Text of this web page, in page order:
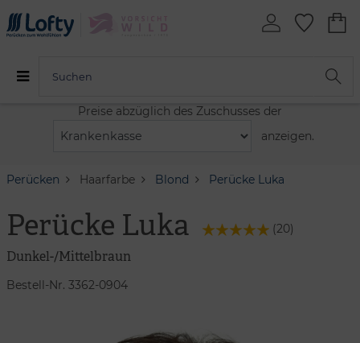
Preise abzüglich des Zuschusses der
anzeigen.
Perücken Haarfarbe Blond Perücke Luka
Perücke Luka (20)
Dunkel-/Mittelbraun
Bestell-Nr. 3362-0904